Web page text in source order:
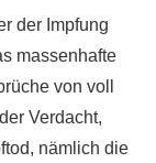
der Impfung
massenhafte
von voll
Verdacht,
nämlich die